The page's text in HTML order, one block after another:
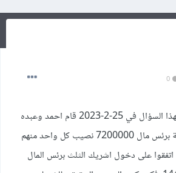
لو سمحتوم اريد حل لهذا السؤال في 25-2-2023 قام احمد وعبده
بتاسيس شركة تضامنية برئس مال 7200000 نصيب كل واحد منهم
اشهر قام اتفقوا على دخول اشريك الثلث برئس المال